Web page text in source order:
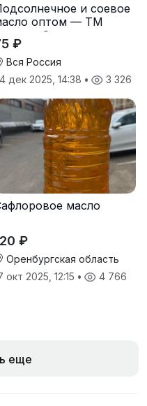
и соевое
оптом — ТМ
Семечка
₽
Вся Россия
дек 2025, 14:38 • 3 326
масло
₽
Оренбургская область
окт 2025, 12:15 • 4 766
еще